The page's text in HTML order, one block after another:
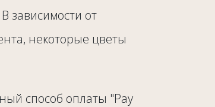
зависимости от
некоторые цветы
способ оплаты "Pay